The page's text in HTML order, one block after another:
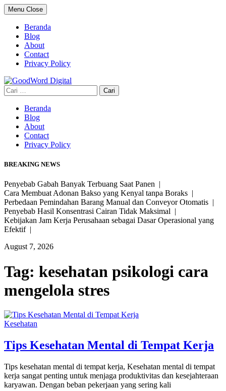
Skip
to
content
Menu Close
Beranda
Blog
About
Contact
Privacy Policy
Cari
untuk:
Beranda
Blog
About
Contact
Privacy Policy
BREAKING NEWS
Penyebab Gabah Banyak Terbuang Saat Panen |
Cara Membuat Adonan Bakso yang Kenyal tanpa Boraks |
Perbedaan Pemindahan Barang Manual dan Conveyor Otomatis |
Penyebab Hasil Konsentrasi Cairan Tidak Maksimal |
Kebijakan Jam Kerja Perusahaan sebagai Dasar Operasional yang
Efektif |
August 7, 2026
Tag: kesehatan psikologi cara
mengelola stres
Kesehatan
Tips Kesehatan Mental di Tempat Kerja
Tips kesehatan mental di tempat kerja, Kesehatan mental di tempat
kerja sangat penting untuk menjaga produktivitas dan kesejahteraan
karyawan. Dengan beban pekerjaan yang sering kali